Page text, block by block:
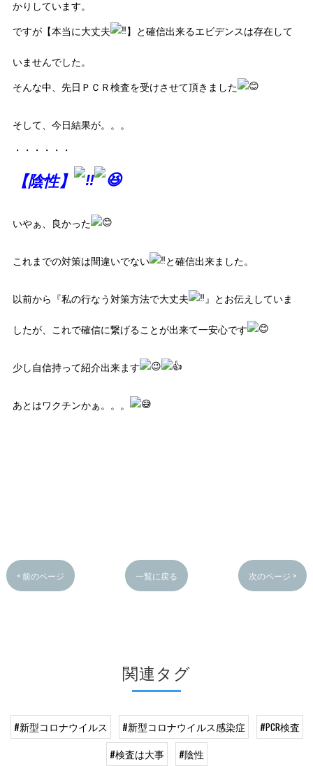
かりしています。
ですが【本当に大丈夫 】と確信出来るエビデンスは存在して
いませんでした。
そんな中、先日ＰＣＲ検査を受けさせて頂きました
そして、今日結果が。。。
・・・・・・
【陰性】
いやぁ、良かった
これまでの対策は間違いでない と確信出来ました。
以前から『私の行なう対策方法で大丈夫 』とお伝えしていま
したが、これで確信に繋げることが出来て一安心です
少し自信持って紹介出来ます
あとはワクチンかぁ。。。
< 前のページ 一覧に戻る 次のページ >
関連タグ
#新型コロナウイルス #新型コロナウイルス感染症
#PCR検査
#検査は大事
#陰性